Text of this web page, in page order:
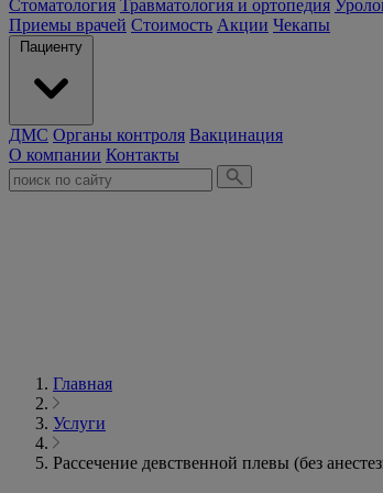
Стоматология Травматология и ортопедия
Приемы врачей Стоимость Акции Чекапы
Пациенту
ДМС Органы контроля Вакцинация
О компании Контакты
Главная
Услуги
Рассечение девственной плевы (без